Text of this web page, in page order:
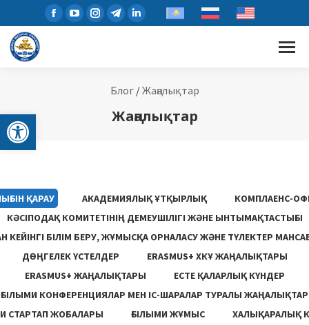
Open toolbar
Блог/Жаңалықтар
Жаңалықтар
ҚАРАУ АКАДЕМИЯЛЫҚ ҰТҚЫРЛЫҚ
КОМПЛАЕНС-
КӘСІПОДАҚ КОМИТЕТІНІҢ ДЕМЕУШІЛІГІ ЖӘНЕ ЫНТЫМАҚТАСТЫҒЫ
КЕЙІНГІ БІЛІМ БЕРУ, ЖҰМЫСҚА ОРНАЛАСУ ЖƏНЕ ТҮЛЕКТЕР
ДӨҢГЕЛЕК ҮСТЕЛДЕР
ERASMUS+ ХКҰ ЖАҢАЛЫҚТАРЫ
ERASMUS+ ЖАҢАЛЫҚТАРЫ
ЕСТЕ ҚАЛАРЛЫҚ КҮНДЕР
ҒЫЛЫМИ КОНФЕРЕНЦИЯЛАР МЕН ІС-ШАРАЛАР ТУРАЛЫ ЖАҢАЛЫҚТАР
СТАРТАП ЖОБАЛАРЫ
ҒЫЛЫМИ ЖҰМЫС
ХАЛЫҚАРАЛЫҚ